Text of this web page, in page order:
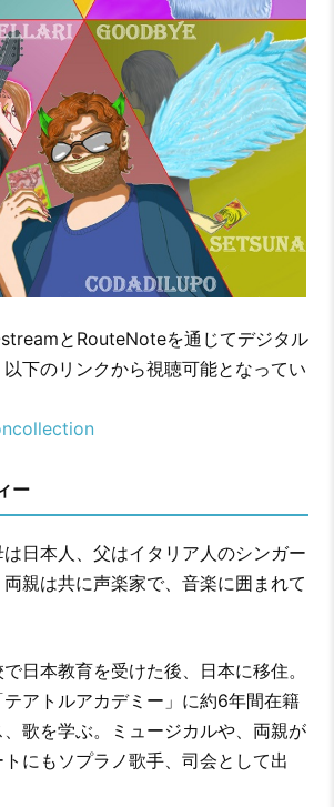
とRouteNoteを通じてデジタル
下のリンクから視聴可能となってい
ー
日本人、父はイタリア人のシンガー
親は共に声楽家で、音楽に囲まれて
日本教育を受けた後、日本に移住。
アトルアカデミー」に約6年間在籍
歌を学ぶ。ミュージカルや、両親が
にもソプラノ歌手、司会として出